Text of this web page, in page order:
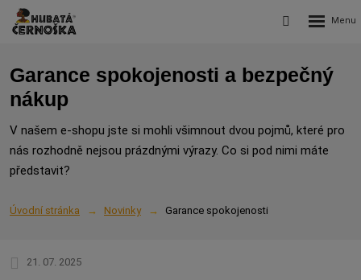
Vyhledávání
Rozbalení
Garance spokojenosti a bezpečný
nákup
V našem e-shopu jste si mohli všimnout dvou pojmů, které pro
nás rozhodně nejsou prázdnými výrazy. Co si pod nimi máte
představit?
Úvodní stránka Novinky Garance spokojenosti
21. 07. 2025